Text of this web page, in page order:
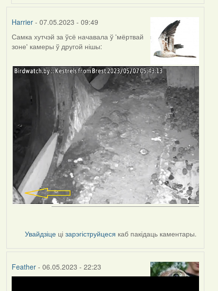
Harrier- 07.05.2023 - 09:49
Самка хутчэй за ўсё начавала ў 'мёртвай
зоне' камеры ў другой нішы:
Увайдзіце цізарэгіструйцеся каб пакідаць каментары.
Feather- 06.05.2023 - 22:23